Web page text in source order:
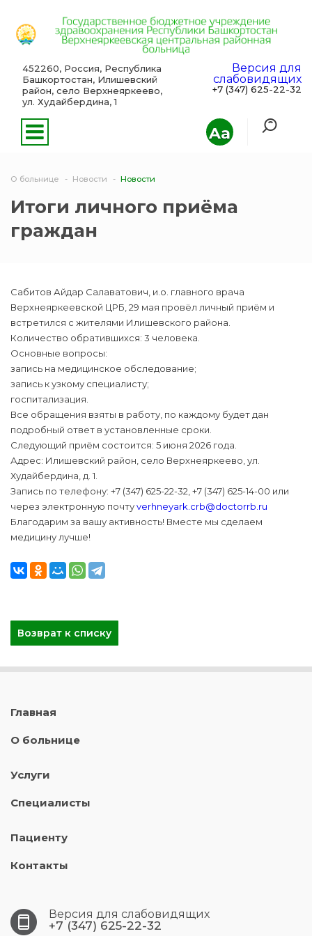
Aa
452260, Россия, Республика
Башкортостан, Илишевский
район, село Верхнеяркеево,
ул. Худайбердина, 1
Версия для
слабовидящих
+7 (347) 625-22-32
О больнице Новости Новости
Итоги личного приёма
граждан
Сабитов Айдар Салаватович, и.о. главного врача
Верхнеяркеевской ЦРБ, 29 мая провёл личный приём и
встретился с жителями Илишевского района.
Количество обратившихся: 3 человека.
Основные вопросы:
запись на медицинское обследование;
запись к узкому специалисту;
госпитализация.
Все обращения взяты в работу, по каждому будет дан
подробный ответ в установленные сроки.
Следующий приём состоится: 5 июня 2026 года.
Адрес: Илишевский район, село Верхнеяркеево, ул.
Худайбердина, д. 1.
Запись по телефону: +7 (347) 625-22-32, +7 (347) 625-14-00 или
через электронную почтуverhneyark.crb@doctorrb.ru
Благодарим за вашу активность! Вместе мы сделаем
медицину лучше!
Возврат к списку
Главная
О больнице
Услуги
Специалисты
Пациенту
Контакты
Версия для слабовидящих
+7 (347) 625-22-32